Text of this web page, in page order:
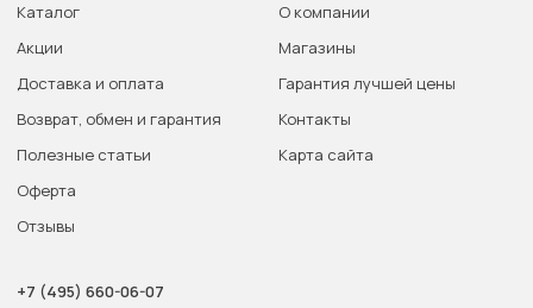
Каталог
Акции
Доставка и оплата
Возврат, обмен и гарантия
Полезные статьи
Оферта
Отзывы
О компании
Магазины
Гарантия лучшей цены
Контакты
Карта сайта
+7 (495) 660-06-07